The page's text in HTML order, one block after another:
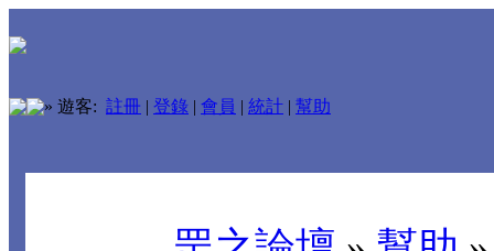
» 遊客: 註冊 | 登錄 | 會員 | 統計 | 幫助